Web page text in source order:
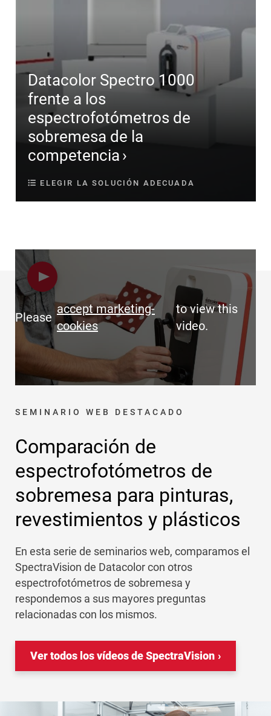
Datacolor Spectro 1000
frente a los
espectrofotómetros de
sobremesa de la
competencia
ELEGIR LA SOLUCIÓN ADECUADA
SEMINARIO WEB DESTACADO
Comparación de
espectrofotómetros de
sobremesa para pinturas,
revestimientos y plásticos
En esta serie de seminarios web, comparamos el
SpectraVision de Datacolor con otros
espectrofotómetros de sobremesa y
respondemos a sus mayores preguntas
relacionadas con los mismos.
Ver todos los vídeos de SpectraVision
Please
accept marketing-
cookies
to view this
video.